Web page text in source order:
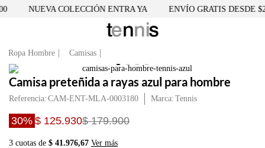
NUEVA COLECCIÓN ENTRA YA ENVÍO GRATIS DESDE
Ropa Hombre Camisas
Camisa preteñida a rayas azul para hombre
Referencia: CAM-ENT-MLA-0003180 Tennis
30% $ 125.930$ 179.900
3 cuotas de $ 41.976,67 Ver más